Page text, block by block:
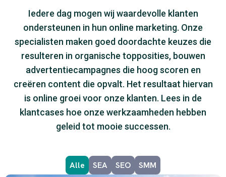
Iedere dag mogen wij waardevolle klanten
ondersteunen in hun online marketing. Onze
specialisten maken goed doordachte keuzes die
resulteren in organische topposities, bouwen
advertentiecampagnes die hoog scoren en
creëren content die opvalt. Het resultaat hiervan
is online groei voor onze klanten. Lees in de
klantcases hoe onze werkzaamheden hebben
geleid tot mooie successen.
SEA SEO SMM
Alle